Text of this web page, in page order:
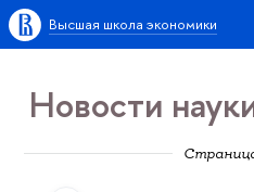
Высшая школа экономики
Новости